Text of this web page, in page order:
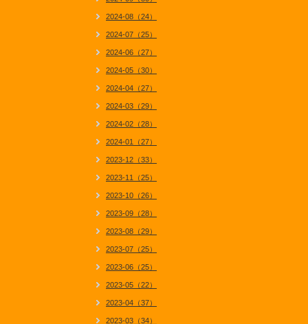
2024-08（24）
2024-07（25）
2024-06（27）
2024-05（30）
2024-04（27）
2024-03（29）
2024-02（28）
2024-01（27）
2023-12（33）
2023-11（25）
2023-10（26）
2023-09（28）
2023-08（29）
2023-07（25）
2023-06（25）
2023-05（22）
2023-04（37）
2023-03（34）